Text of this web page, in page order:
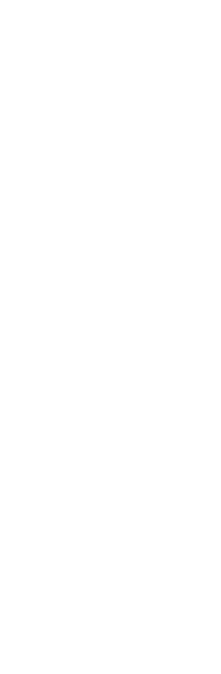
досягати поставленої мети
Квадрати
Ціль гри «Склади квадрат» - з
форми скласти квадрат. Гра
мислення, уяви та
аналізу форм та їх взаємного
структуру квадрата та шляхи
розвитку логічних навичок та
Гра також допомагає навчити
досягати поставленої мети